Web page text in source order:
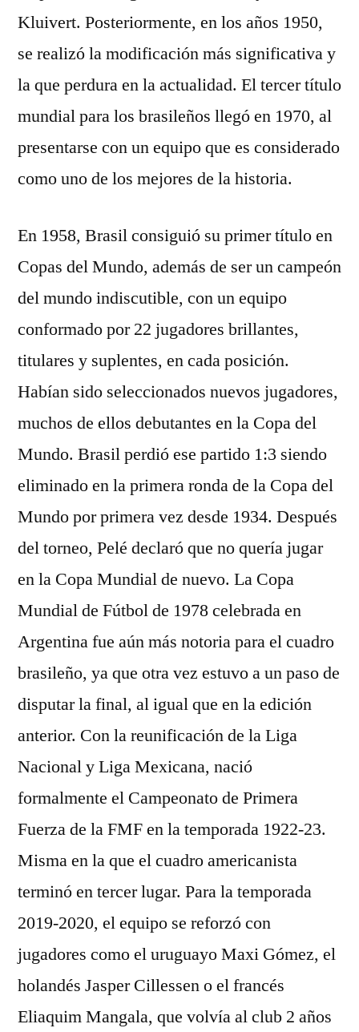
Kluivert. Posteriormente, en los años 1950,
se realizó la modificación más significativa y
la que perdura en la actualidad. El tercer título
mundial para los brasileños llegó en 1970, al
presentarse con un equipo que es considerado
como uno de los mejores de la historia.
En 1958, Brasil consiguió su primer título en
Copas del Mundo, además de ser un campeón
del mundo indiscutible, con un equipo
conformado por 22 jugadores brillantes,
titulares y suplentes, en cada posición.
Habían sido seleccionados nuevos jugadores,
muchos de ellos debutantes en la Copa del
Mundo. Brasil perdió ese partido 1:3 siendo
eliminado en la primera ronda de la Copa del
Mundo por primera vez desde 1934. Después
del torneo, Pelé declaró que no quería jugar
en la Copa Mundial de nuevo. La Copa
Mundial de Fútbol de 1978 celebrada en
Argentina fue aún más notoria para el cuadro
brasileño, ya que otra vez estuvo a un paso de
disputar la final, al igual que en la edición
anterior. Con la reunificación de la Liga
Nacional y Liga Mexicana, nació
formalmente el Campeonato de Primera
Fuerza de la FMF en la temporada 1922-23.
Misma en la que el cuadro americanista
terminó en tercer lugar. Para la temporada
2019-2020, el equipo se reforzó con
jugadores como el uruguayo Maxi Gómez, el
holandés Jasper Cillessen o el francés
Eliaquim Mangala, que volvía al club 2 años